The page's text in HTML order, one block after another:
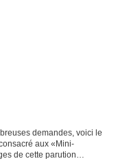
demandes, voici le
aux «Mini-
de cette parution